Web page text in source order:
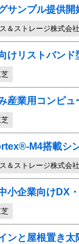
サンプル提供開
＆ストレージ株式会社
けリストバン
産業用コンピ
M4搭載シ
＆ストレージ株式会社
小企業向けDX
ンと屋根置き